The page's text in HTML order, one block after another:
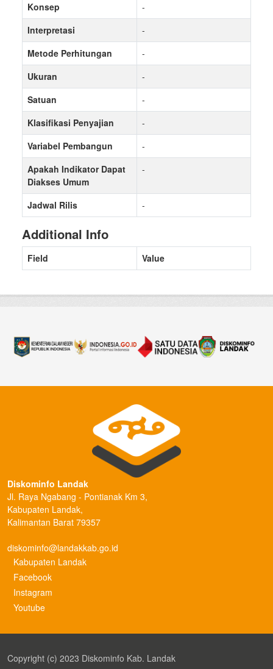
Konsep
-
Interpretasi
-
Metode Perhitungan
-
Ukuran
-
Satuan
-
Klasifikasi Penyajian
-
Variabel Pembangun
-
Apakah Indikator Dapat
Diakses Umum
-
Jadwal Rilis -
Additional Info
Field Value
Diskominfo Landak
Jl. Raya Ngabang - Pontianak Km 3,
Kabupaten Landak,
Kalimantan Barat 79357
diskominfo@landakkab.go.id
Kabupaten Landak
Facebook
Instagram
Youtube
Copyright (c) 2023 Diskominfo Kab. Landak